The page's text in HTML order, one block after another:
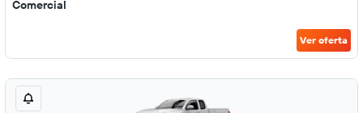
Comercial
Ver oferta